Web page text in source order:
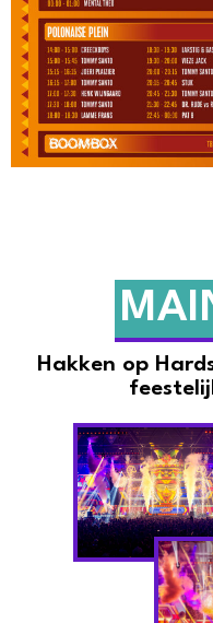
Hakken op